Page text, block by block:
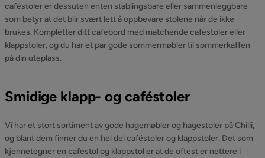
caféstoler er dessuten enten stablingsbare eller sammenleggbare
som betyr at det blir svært lett å oppbevare stolene når de ikke
brukes. Kompletter ditt cafebord med matchende cafestoler eller
klappstoler, og du har et par gode sommermøbler til sommerkaffen
på din uteplass.
Smidige klapp- og caféstoler
Vi har et stort sortiment av gode hagemøbler og hagestoler på Chilli,
og blant dem finner du en hel del caféstoler og klappstoler. Det som
kjennetegner en cafestol og klappstol er at de oftest er nettere i